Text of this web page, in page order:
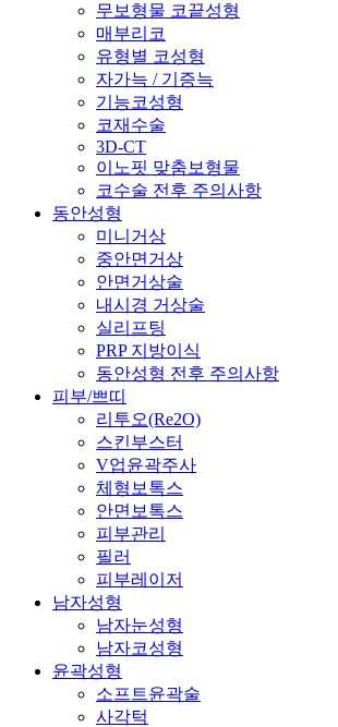
무보형물 코끝성형
매부리코
유형별 코성형
자가늑 / 기증늑
기능코성형
코재수술
3D-CT
이노핏 맞춤보형물
코수술 전후 주의사항
동안성형
미니거상
중안면거상
안면거상술
내시경 거상술
실리프팅
PRP 지방이식
동안성형 전후 주의사항
피부/쁘띠
리투오(Re2O)
스킨부스터
V업윤곽주사
체형보톡스
안면보톡스
피부관리
필러
피부레이저
남자성형
남자눈성형
남자코성형
윤곽성형
소프트윤곽술
사각턱